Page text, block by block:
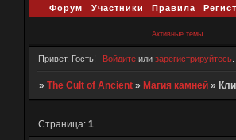
Форум Участники Правила
Активные темы
Привет, Гость! Войдите илизарегистрируйтесь
» The Cult of Ancient » Магия камней »
Страница: 1